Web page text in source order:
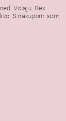
Volaju. Bex
S nakupom som